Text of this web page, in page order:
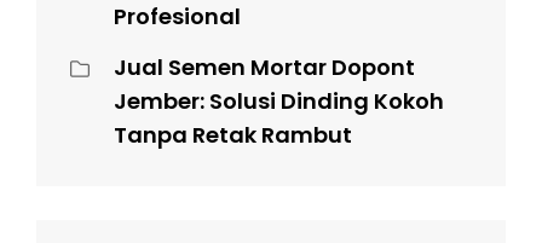
Profesional
Jual Semen Mortar Dopont
Jember: Solusi Dinding Kokoh
Tanpa Retak Rambut